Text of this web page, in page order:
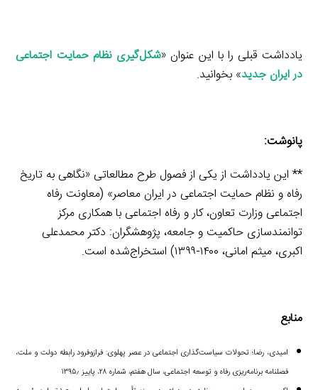
یادداشت قبلی را با این عنوان «شکل‌گیری نظام حمایت اجتماعی
در ایران جدید» بخوانید.
پانوشت:
** این یادداشت از یکی از فصول طرح مطالعاتی «نگاهی به تاریخ
رفاه و نظام حمایت اجتماعی در ایران معاصر» (معاونت رفاه
اجتماعی وزارت تعاون، کار و رفاه اجتماعی با همکاری مرکز
توانمندسازی حاکمیت و جامعه، پژوهشگران: دکتر محمدعلی
اکبری، میثم امانی، ۱۴۰۰-۱۳۹۹) استخراج‌شده است.
منابع
امیدی، رضا؛ تحولات سیاست‌گذاری اجتماعی در عصر پهلوی: فرازوفرود رابطه دولت و ملت،
فصلنامه برنامه‌ریزی رفاه و توسعه اجتماعی، سال هفتم، شماره ۲۸، پاییز ۱۳۹۵٫